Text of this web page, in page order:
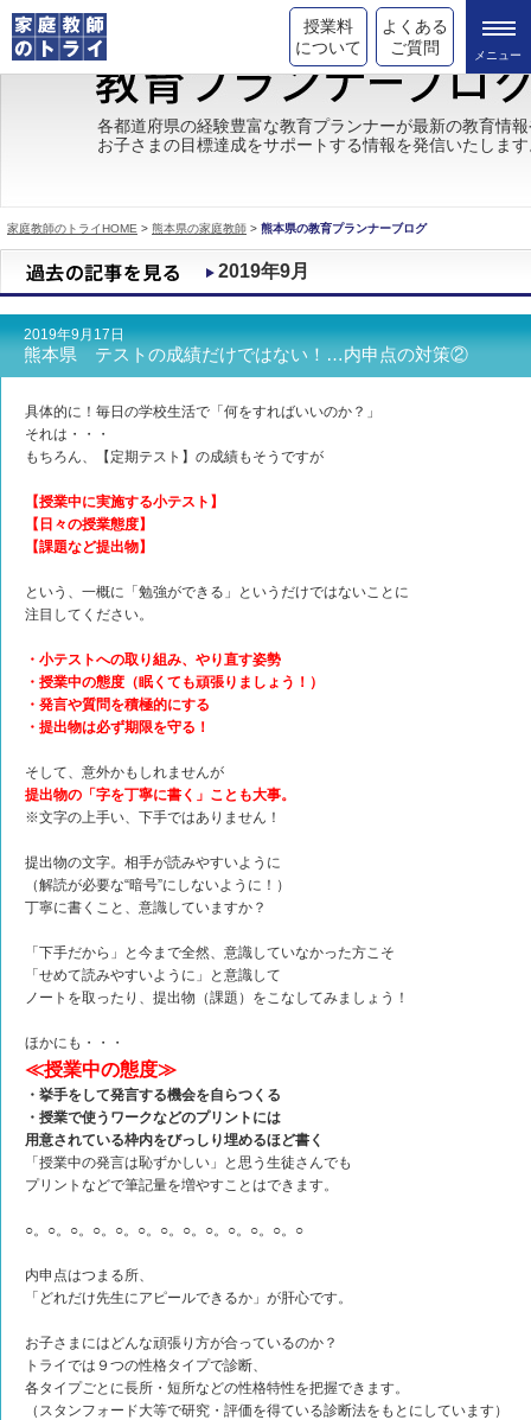
授業料
について
よくある
ご質問
トライの教育理念
成績が上がる理由
都道府県別情報
合格体験談
キャンペーン情報
各都道府県の経験豊富な教育プランナーが最新の教育情
お子さまの目標達成をサポートする情報を発信いたしま
家庭教師のトライHOME > 熊本県の家庭教師 > 熊本県の教育プランナーブログ
2019年9月
2019年9月17日
熊本県 テストの成績だけではない！…内申点の対策②
具体的に！毎日の学校生活で「何をすればいいのか？」
それは・・・
もちろん、【定期テスト】の成績もそうですが
【授業中に実施する小テスト】
【日々の授業態度】
【課題など提出物】
という、一概に「勉強ができる」というだけではないことに
注目してください。
・小テストへの取り組み、やり直す姿勢
・授業中の態度（眠くても頑張りましょう！）
・発言や質問を積極的にする
・提出物は必ず期限を守る！
そして、意外かもしれませんが
提出物の「字を丁寧に書く」ことも大事。
※文字の上手い、下手ではありません！
提出物の文字。相手が読みやすいように
（解読が必要な“暗号”にしないように！）
丁寧に書くこと、意識していますか？
「下手だから」と今まで全然、意識していなかった方こそ
「せめて読みやすいように」と意識して
ノートを取ったり、提出物（課題）をこなしてみましょう！
ほかにも・・・
≪授業中の態度≫
・挙手をして発言する機会を自らつくる
・授業で使うワークなどのプリントには
用意されている枠内をびっしり埋めるほど書く
「授業中の発言は恥ずかしい」と思う生徒さんでも
プリントなどで筆記量を増やすことはできます。
○。○。○。○。○。○。○。○。○。○。○。○。○
内申点はつまる所、
「どれだけ先生にアピールできるか」が肝心です。
お子さまにはどんな頑張り方が合っているのか？
トライでは９つの性格タイプで診断、
各タイプごとに長所・短所などの性格特性を把握できます。
（スタンフォード大等で研究・評価を得ている診断法をもとにしています）